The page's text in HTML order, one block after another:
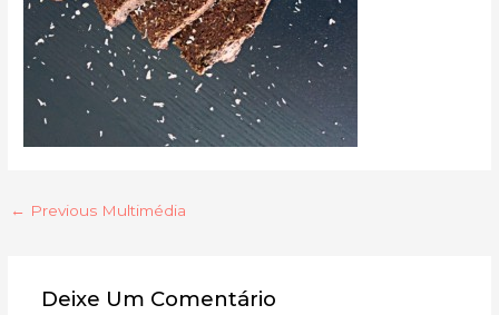
← Previous Multimédia
Deixe Um Comentário